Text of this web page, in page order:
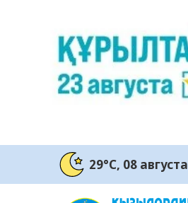
29°C, 08 августа